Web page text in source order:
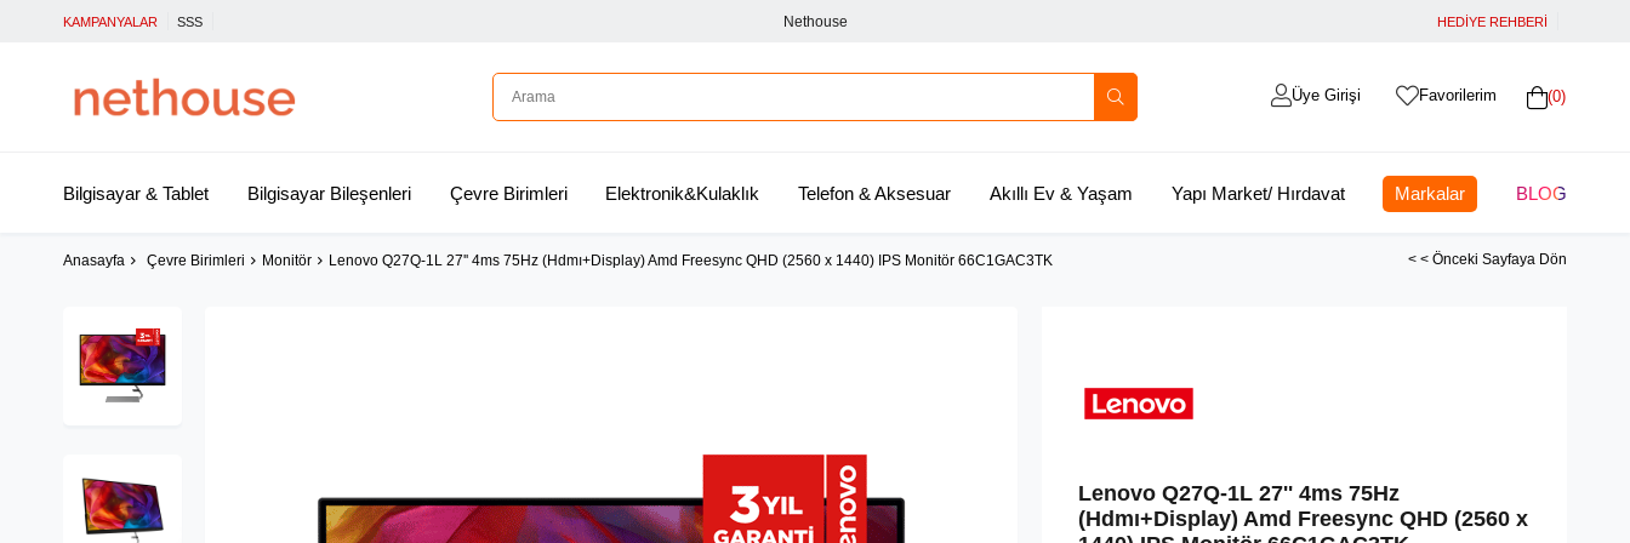
KAMPANYALAR SSS Nethouse HEDİYE REHBERİ
0
Favorilerim
Üye Girişi
Bilgisayar & Tablet Bilgisayar Bileşenleri Çevre Birimleri Elektronik&Kulaklık Telefon & Aksesuar Akıllı Ev & Yaşam Yapı Market/ Hırdavat Markalar BLOG
Anasayfa Çevre Birimleri Monitör Lenovo Q27Q-1L 27'' 4ms 75Hz (Hdmı+Display) Amd Freesync QHD (2560 x 1440) IPS Monitör 66C1GAC3TK < < Önceki Sayfaya Dön
Lenovo Q27Q-1L 27'' 4ms 75Hz
(Hdmı+Display) Amd Freesync QHD (2560 x